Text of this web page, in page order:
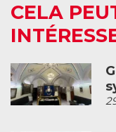
CELA